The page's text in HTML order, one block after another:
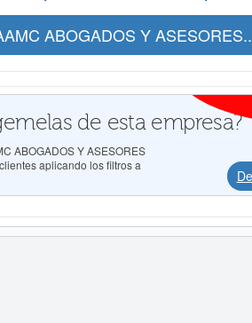
ABOGADOS Y
de esta empresa?
ABOGADOS Y ASESORES
aplicando los filtros a